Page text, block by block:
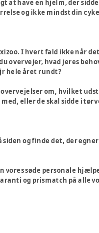
at have en hjelm, der
og ikke mindst din
I hvert fald ikke når
hvad jeres
hele året rundt?
om, hvilket
eller de skal sidde i
og finde det, der
søde personale
og prismatch på alle